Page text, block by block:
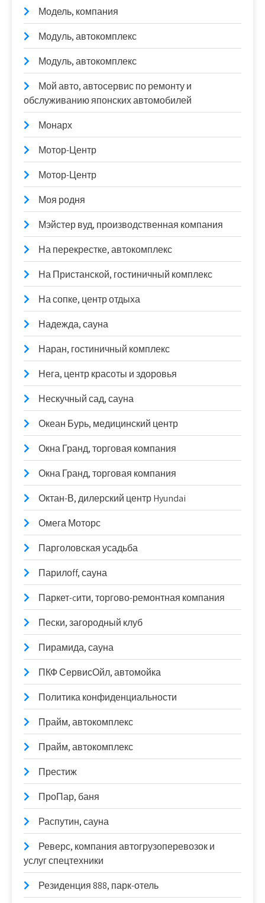
Модель, компания
Модуль, автокомплекс
Модуль, автокомплекс
Мой авто, автосервис по ремонту и
обслуживанию японских автомобилей
Монарх
Мотор-Центр
Мотор-Центр
Моя родня
Мэйстер вуд, производственная компания
На перекрестке, автокомплекс
На Пристанской, гостиничный комплекс
На сопке, центр отдыха
Надежда, сауна
Наран, гостиничный комплекс
Нега, центр красоты и здоровья
Нескучный сад, сауна
Океан Бурь, медицинский центр
Окна Гранд, торговая компания
Окна Гранд, торговая компания
Октан-В, дилерский центр Hyundai
Омега Моторс
Парголовская усадьба
Парилоff, сауна
Паркет-cити, торгово-ремонтная компания
Пески, загородный клуб
Пирамида, сауна
ПКФ СервисОйл, автомойка
Политика конфиденциальности
Прайм, автокомплекс
Прайм, автокомплекс
Престиж
ПроПар, баня
Распутин, сауна
Реверс, компания автогрузоперевозок и
услуг спецтехники
Резиденция 888, парк-отель